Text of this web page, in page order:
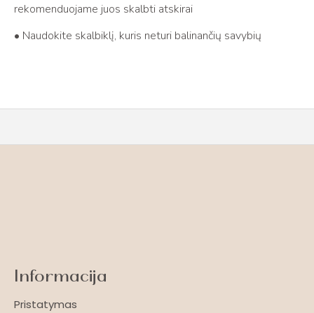
rekomenduojame juos skalbti atskirai
• Naudokite skalbiklį, kuris neturi balinančių savybių
Informacija
Pristatymas